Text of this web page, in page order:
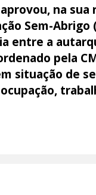
na
Sem-Abrigo
entre a
pela
situação de